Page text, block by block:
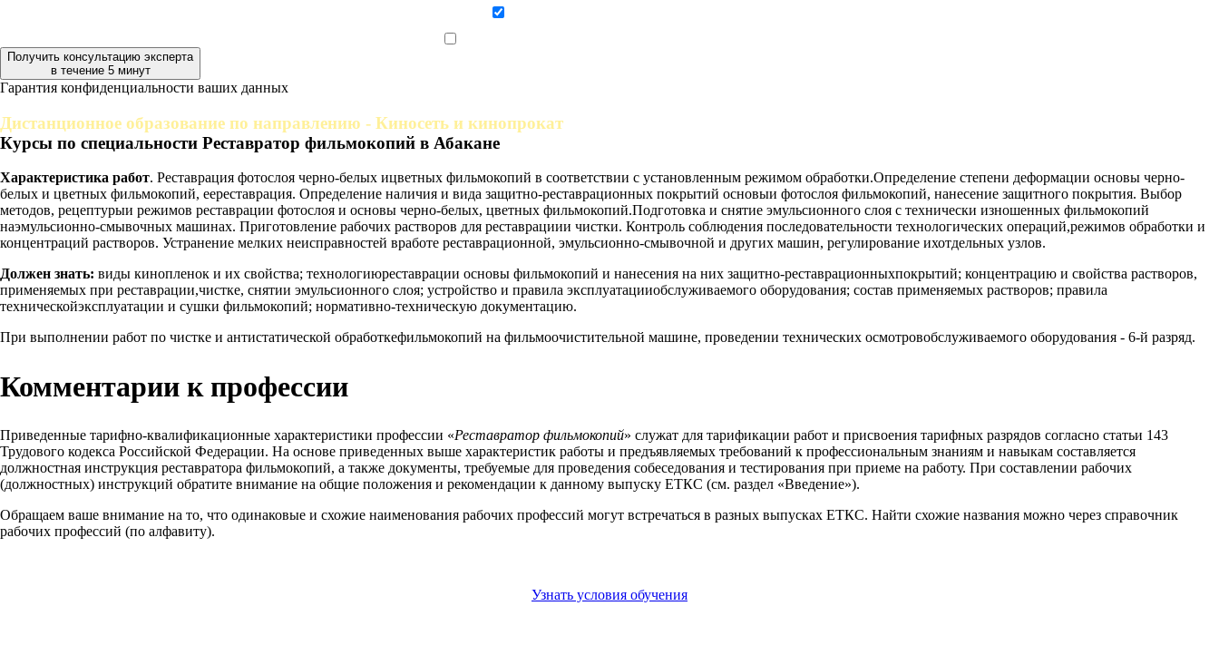
Получить консультацию эксперта
в течение 5 минут
Гарантия конфиденциальности ваших данных
Дистанционное образование по направлению - Киносеть и кинопрокат
Курсы по специальности Реставратор фильмокопий в Абакане
Характеристика работ. Реставрация фотослоя черно-белых ицветных фильмокопий в соответствии с установленным режимом обработки.Определение степени деформации основы черно-
белых и цветных фильмокопий, еереставрация. Определение наличия и вида защитно-реставрационных покрытий основыи фотослоя фильмокопий, нанесение защитного покрытия. Выбор
методов, рецептурыи режимов реставрации фотослоя и основы черно-белых, цветных фильмокопий.Подготовка и снятие эмульсионного слоя с технически изношенных фильмокопий
наэмульсионно-смывочных машинах. Приготовление рабочих растворов для реставрациии чистки. Контроль соблюдения последовательности технологических операций,режимов обработки и
концентраций растворов. Устранение мелких неисправностей вработе реставрационной, эмульсионно-смывочной и других машин, регулирование ихотдельных узлов.
Должен знать: виды кинопленок и их свойства; технологиюреставрации основы фильмокопий и нанесения на них защитно-реставрационныхпокрытий; концентрацию и свойства растворов,
применяемых при реставрации,чистке, снятии эмульсионного слоя; устройство и правила эксплуатацииобслуживаемого оборудования; состав применяемых растворов; правила
техническойэксплуатации и сушки фильмокопий; нормативно-техническую документацию.
При выполнении работ по чистке и антистатической обработкефильмокопий на фильмоочистительной машине, проведении технических осмотровобслуживаемого оборудования - 6-й разряд.
Комментарии к профессии
Приведенные тарифно-квалификационные характеристики профессии «Реставратор фильмокопий» служат для тарификации работ и присвоения тарифных разрядов согласно статьи 143
Трудового кодекса Российской Федерации. На основе приведенных выше характеристик работы и предъявляемых требований к профессиональным знаниям и навыкам составляется
должностная инструкция реставратора фильмокопий, а также документы, требуемые для проведения собеседования и тестирования при приеме на работу. При составлении рабочих
(должностных) инструкций обратите внимание на общие положения и рекомендации к данному выпуску ЕТКС (см. раздел «Введение»).
Обращаем ваше внимание на то, что одинаковые и схожие наименования рабочих профессий могут встречаться в разных выпусках ЕТКС. Найти схожие названия можно через справочник
рабочих профессий (по алфавиту).
Узнать условия обучения